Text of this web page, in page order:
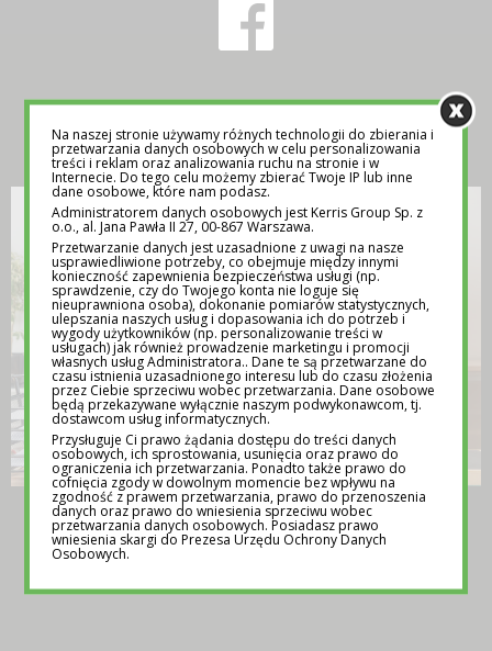
INSPIRACJA
TEMATY NA LEKCJE WYCHOWAWCZE –
POMOC DLA NAUCZYCIELI
Na naszej stronie używamy różnych technologii do zbierania i
przetwarzania danych osobowych w celu personalizowania
treści i reklam oraz analizowania ruchu na stronie i w
Internecie. Do tego celu możemy zbierać Twoje IP lub inne
dane osobowe, które nam podasz.
Administratorem danych osobowych jest Kerris Group Sp. z
o.o., al. Jana Pawła II 27, 00-867 Warszawa.
Przetwarzanie danych jest uzasadnione z uwagi na nasze
usprawiedliwione potrzeby, co obejmuje między innymi
konieczność zapewnienia bezpieczeństwa usługi (np.
sprawdzenie, czy do Twojego konta nie loguje się
nieuprawniona osoba), dokonanie pomiarów statystycznych,
ulepszania naszych usług i dopasowania ich do potrzeb i
wygody użytkowników (np. personalizowanie treści w
usługach) jak również prowadzenie marketingu i promocji
własnych usług Administratora.. Dane te są przetwarzane do
czasu istnienia uzasadnionego interesu lub do czasu złożenia
przez Ciebie sprzeciwu wobec przetwarzania. Dane osobowe
będą przekazywane wyłącznie naszym podwykonawcom, tj.
dostawcom usług informatycznych.
Przysługuje Ci prawo żądania dostępu do treści danych
osobowych, ich sprostowania, usunięcia oraz prawo do
ograniczenia ich przetwarzania. Ponadto także prawo do
cofnięcia zgody w dowolnym momencie bez wpływu na
zgodność z prawem przetwarzania, prawo do przenoszenia
danych oraz prawo do wniesienia sprzeciwu wobec
przetwarzania danych osobowych. Posiadasz prawo
wniesienia skargi do Prezesa Urzędu Ochrony Danych
Osobowych.